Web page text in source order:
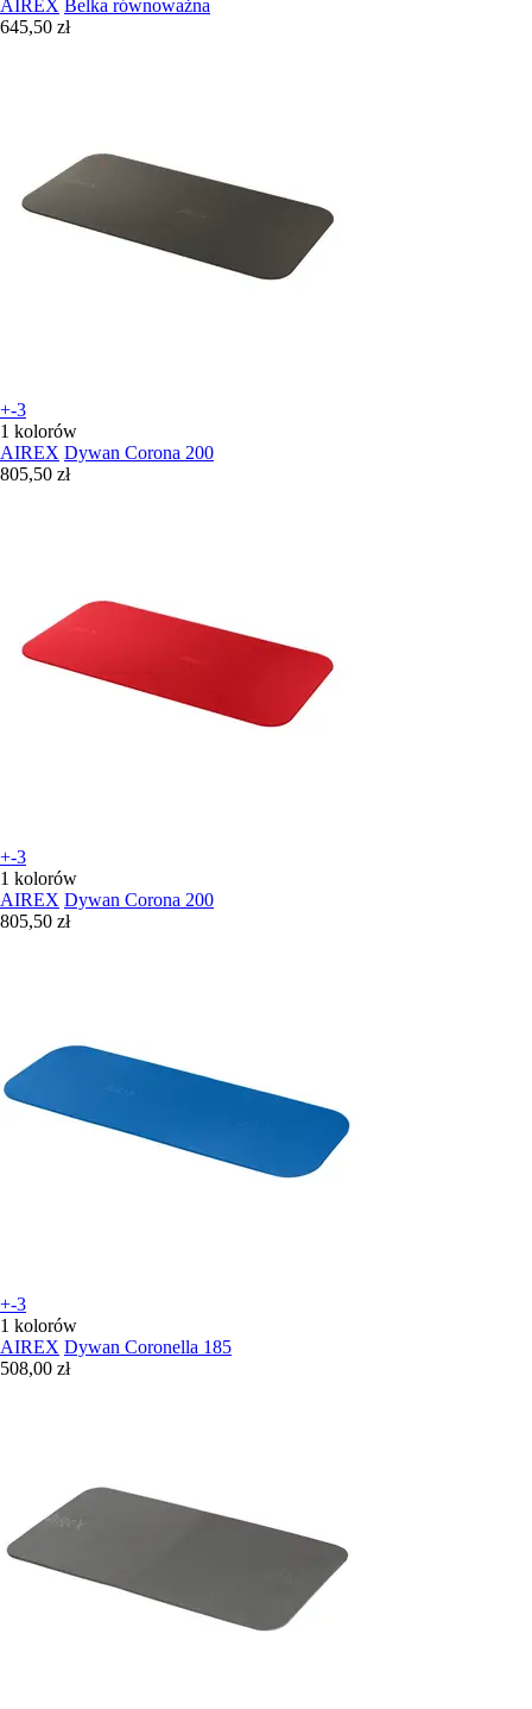
AIREX Belka równoważna
645,50 zł
+-3
1 kolorów
AIREX Dywan Corona 200
805,50 zł
+-3
1 kolorów
AIREX Dywan Corona 200
805,50 zł
+-3
1 kolorów
AIREX Dywan Coronella 185
508,00 zł